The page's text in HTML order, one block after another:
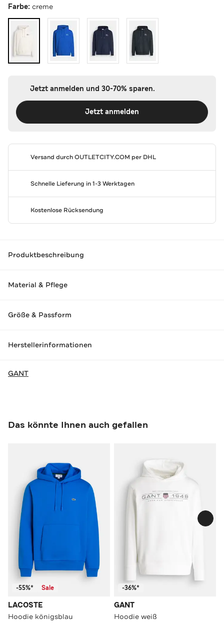
Farbe: creme
Jetzt anmelden und 30-70% sparen.
Jetzt anmelden
Versand durchOUTLETCITY.COM per DHL
Schnelle Lieferung in 1-3 Werktagen
Kostenlose Rücksendung
Produktbeschreibung
Material & Pflege
Größe & Passform
Herstellerinformationen
GANT
Das könnte Ihnen auch gefallen
-55%* Sale
LACOSTE
Hoodie königsblau
-36%*
GANT
Hoodie weiß